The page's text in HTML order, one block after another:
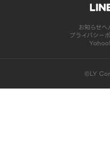
お知らせヘ
プライバシー
©LY
このコンテンツは掲載が終了